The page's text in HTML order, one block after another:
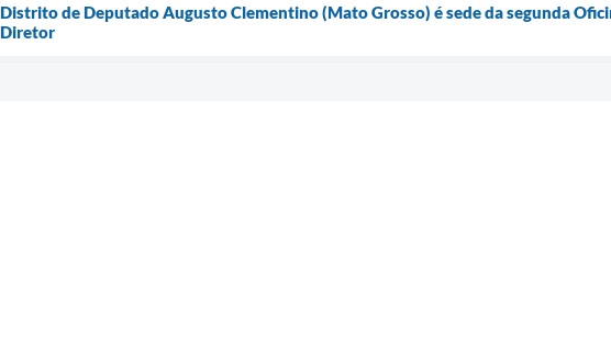
Distrito de Deputado Augusto Clementino (Mato Grosso) é sede da segunda
Diretor